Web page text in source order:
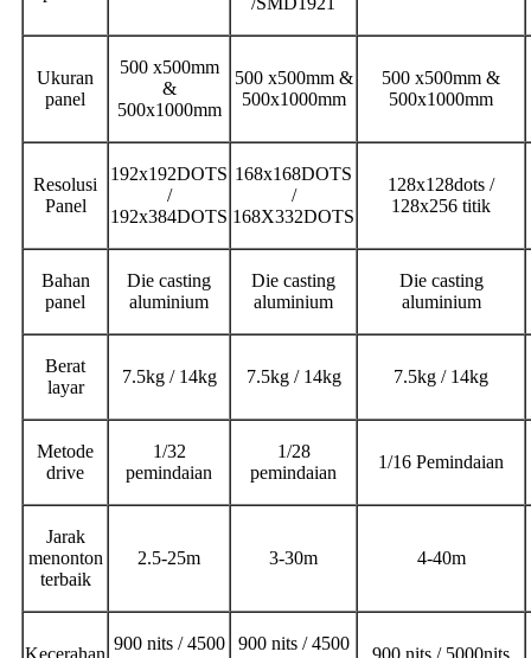
Ukuran
panel
500 x500mm
&
500x1000mm
500 x500mm &
500x1000mm
500 x500mm &
500x1000mm
Resolusi
Panel
192x192DOTS
/
192x384DOTS
168x168DOTS
/
168X332DOTS
128x128dots /
128x256 titik
Bahan
panel
Die casting
aluminium
Die casting
aluminium
Die casting
aluminium
Berat
layar
7.5kg / 14kg 7.5kg / 14kg 7.5kg / 14kg
Metode
drive
1/32
pemindaian
1/28
pemindaian
1/16 Pemindaian
Jarak
menonton
terbaik
2.5-25m 3-30m 4-40m
Kecerahan
900 nits / 4500
900 nits / 4500
900 nits / 5000nits